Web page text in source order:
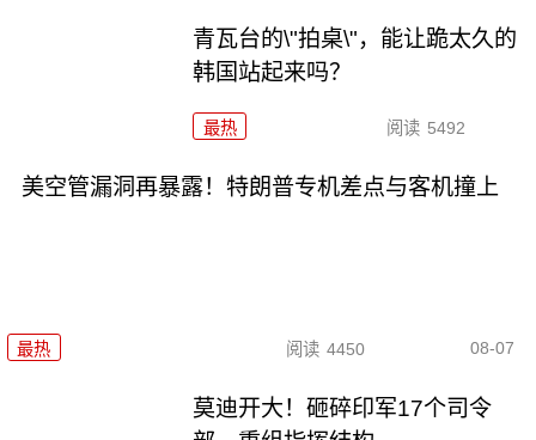
青瓦台的\"拍桌\"，能让跪太久的
韩国站起来吗？
最热 阅读 5492
美空管漏洞再暴露！特朗普专机差点与客机撞上
最热 阅读 4450 08-07
莫迪开大！砸碎印军17个司令